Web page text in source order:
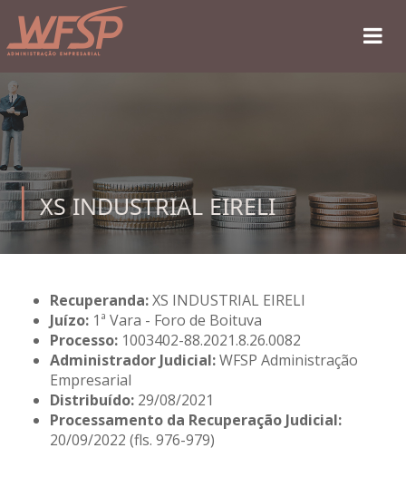
XS INDUSTRIAL EIRELI
Recuperanda:XS INDUSTRIAL EIRELI
Juízo: 1ª Vara - Foro de Boituva
Processo: 1003402-88.2021.8.26.0082
Administrador Judicial:WFSP Administração
Empresarial
Distribuído: 29/08/2021
Processamento da Recuperação Judicial:
20/09/2022 (fls. 976-979)